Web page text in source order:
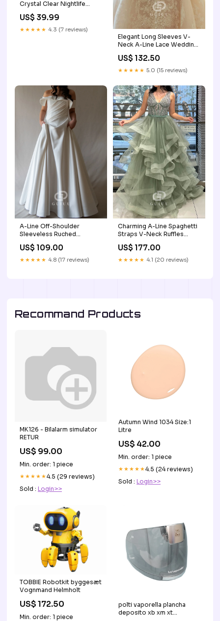
Crystal Clear Nightlife
Color:Red
US$ 39.99
★★★★★ 4.3 (7 reviews)
Elegant Long Sleeves V-
Neck A-Line Lace Wedding
US$ 132.50
★★★★★ 5.0 (15 reviews)
A-Line Off-Shoulder
Sleeveless Ruched
Wedding Dress Color:As
Pic
US$ 109.00
★★★★★ 4.8 (17 reviews)
Charming A-Line Spaghetti
Straps V-Neck Ruffles
Prom Dress Color:Red
US$ 177.00
★★★★★ 4.1 (20 reviews)
Recommand Products
MK126 - Bilalarm simulator
RETUR
US$ 99.00
Min. order: 1 piece
★★★★★4.5 (29 reviews)
Sold : Login>>
Autumn Wind 1034 Size:1
Litre
US$ 42.00
Min. order: 1 piece
★★★★★4.5 (24 reviews)
Sold : Login>>
TOBBIE Robotkit byggesæt
Vognmand Helmholt
US$ 172.50
Min. order: 1 piece
polti vaporella plancha
deposito xb xm xt